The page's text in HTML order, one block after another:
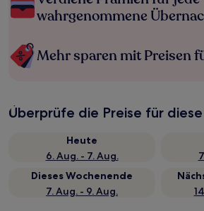
wahrgenommene
Mehr sparen mit Preisen
Überprüfe die Preise für
Heute
6. Aug. - 7. Aug.
Dieses Wochenende
7. Aug. - 9. Aug.